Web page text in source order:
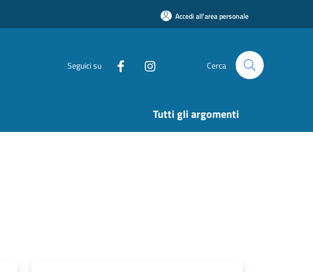
Accedi all'area personale
Seguici su Cerca
Tutti gli argomenti